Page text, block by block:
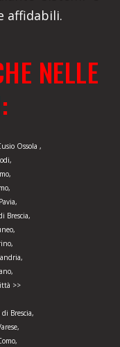
affidabili.
NELLE
Ossola ,
Brescia,
>>
Brescia,